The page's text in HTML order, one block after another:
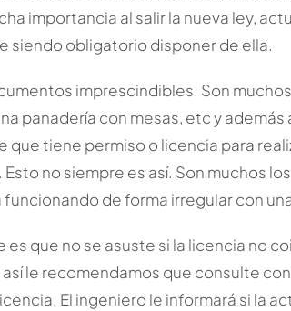
importancia al salir la nueva ley,
siendo obligatorio disponer de ella.
imprescindibles. Son
panadería con mesas, etc y además
que tiene permiso o licencia para
no siempre es así. Son muchos
de forma irregular con
que no se asuste si la licencia no
le recomendamos que consulte
El ingeniero le informará si la